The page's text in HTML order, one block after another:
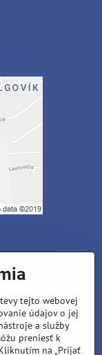
tejto webovej
údajov o jej
a služby
preniesť k
na „Prijať